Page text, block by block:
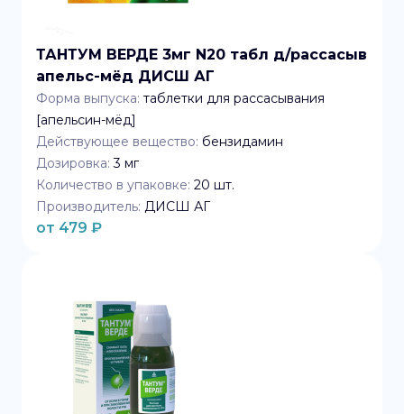
ТАНТУМ ВЕРДЕ 3мг N20 табл д/рассасыв
апельс-мёд ДИСШ АГ
Форма выпуска: таблетки для рассасывания
[апельсин-мёд]
Действующее вещество: бензидамин
Дозировка: 3 мг
Количество в упаковке: 20 шт.
Производитель: ДИСШ АГ
от 479 ₽